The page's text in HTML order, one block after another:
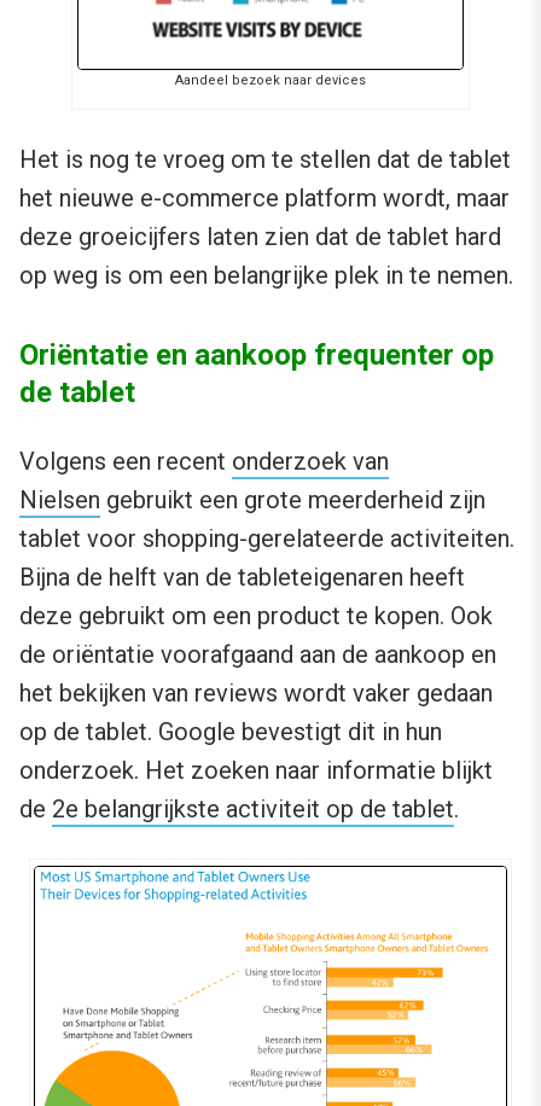
Aandeel bezoek naar devices
Het is nog te vroeg om te stellen dat de tablet
het nieuwe e-commerce platform wordt, maar
deze groeicijfers laten zien dat de tablet hard
op weg is om een belangrijke plek in te nemen.
Oriëntatie en aankoop frequenter op
de tablet
Volgens een recent onderzoek van
Nielsen gebruikt een grote meerderheid zijn
tablet voor shopping-gerelateerde activiteiten.
Bijna de helft van de tableteigenaren heeft
deze gebruikt om een product te kopen. Ook
de oriëntatie voorafgaand aan de aankoop en
het bekijken van reviews wordt vaker gedaan
op de tablet. Google bevestigt dit in hun
onderzoek. Het zoeken naar informatie blijkt
de 2e belangrijkste activiteit op de tablet.